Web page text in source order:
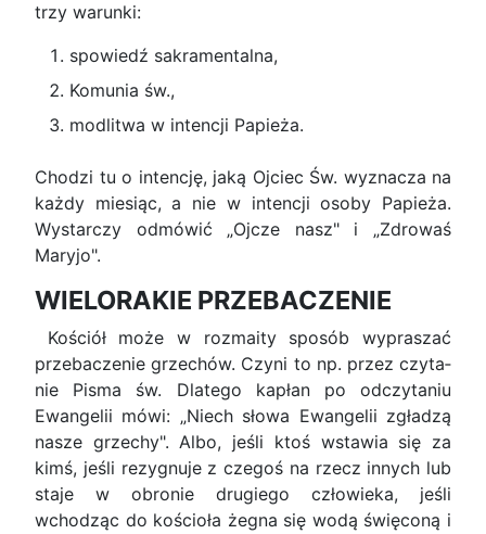
trzy warunki:
spowiedź sakramentalna,
Komunia św.,
modlitwa w intencji Papieża.
Chodzi tu o intencję, jaką Ojciec Św. wyzna­cza na
każdy miesiąc, a nie w intencji osoby Pa­pieża.
Wystarczy odmówić „Ojcze nasz" i „Zdrowaś
Maryjo".
WIELORAKIE PRZEBACZENIE
Kościół może w rozmaity sposób wypraszać
przebaczenie grzechów. Czyni to np. przez czyta­
nie Pisma św. Dlatego kapłan po odczytaniu
Ewangelii mówi: „Niech słowa Ewangelii zgładzą
nasze grzechy". Albo, jeśli ktoś wstawia się za
kimś, jeśli rezygnuje z czegoś na rzecz innych lub
staje w obronie drugiego człowieka, jeśli
wchodząc do kościoła żegna się wodą święconą i